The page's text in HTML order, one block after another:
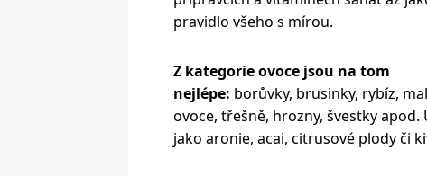
pravidlo všeho s mírou.
Z kategorie ovoce jsou na tom
nejlépe: borůvky, brusinky, rybíz,
ovoce, třešně, hrozny, švestky
jako aronie, acai, citrusové plody či